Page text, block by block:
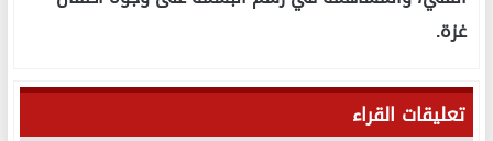
غزة.
تعليقات القراء